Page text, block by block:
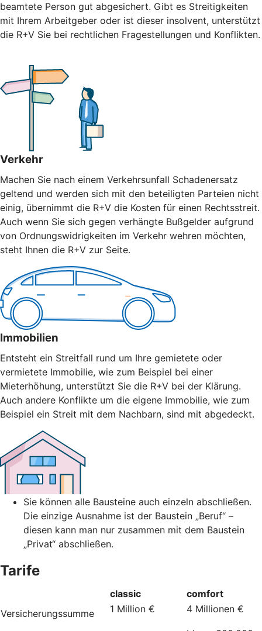
beamtete Person gut abgesichert. Gibt es Streitigkeiten
mit Ihrem Arbeitgeber oder ist dieser insolvent, unterstützt
die R+V Sie bei rechtlichen Fragestellungen und Konflikten.
Verkehr
Machen Sie nach einem Verkehrsunfall Schadenersatz
geltend und werden sich mit den beteiligten Parteien nicht
einig, übernimmt die R+V die Kosten für einen Rechtsstreit.
Auch wenn Sie sich gegen verhängte Bußgelder aufgrund
von Ordnungswidrigkeiten im Verkehr wehren möchten,
steht Ihnen die R+V zur Seite.
Immobilien
Entsteht ein Streitfall rund um Ihre gemietete oder
vermietete Immobilie, wie zum Beispiel bei einer
Mieterhöhung, unterstützt Sie die R+V bei der Klärung.
Auch andere Konflikte um die eigene Immobilie, wie zum
Beispiel ein Streit mit dem Nachbarn, sind mit abgedeckt.
Sie können alle Bausteine auch einzeln abschließen.
Die einzige Ausnahme ist der Baustein „Beruf“ –
diesen kann man nur zusammen mit dem Baustein
„Privat“ abschließen.
Tarife
classic
comfort
Versicherungssumme
1 Million € 4 Millionen €